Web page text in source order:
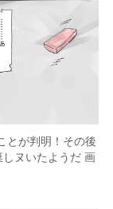
とが判明！その後
ヌいたようだ 画